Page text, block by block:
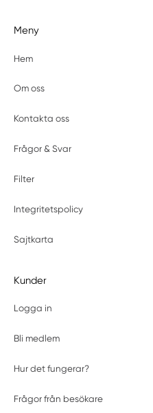
Meny
Hem
Om oss
Kontakta oss
Frågor & Svar
Filter
Integritetspolicy
Sajtkarta
Kunder
Logga in
Bli medlem
Hur det fungerar?
Frågor från besökare